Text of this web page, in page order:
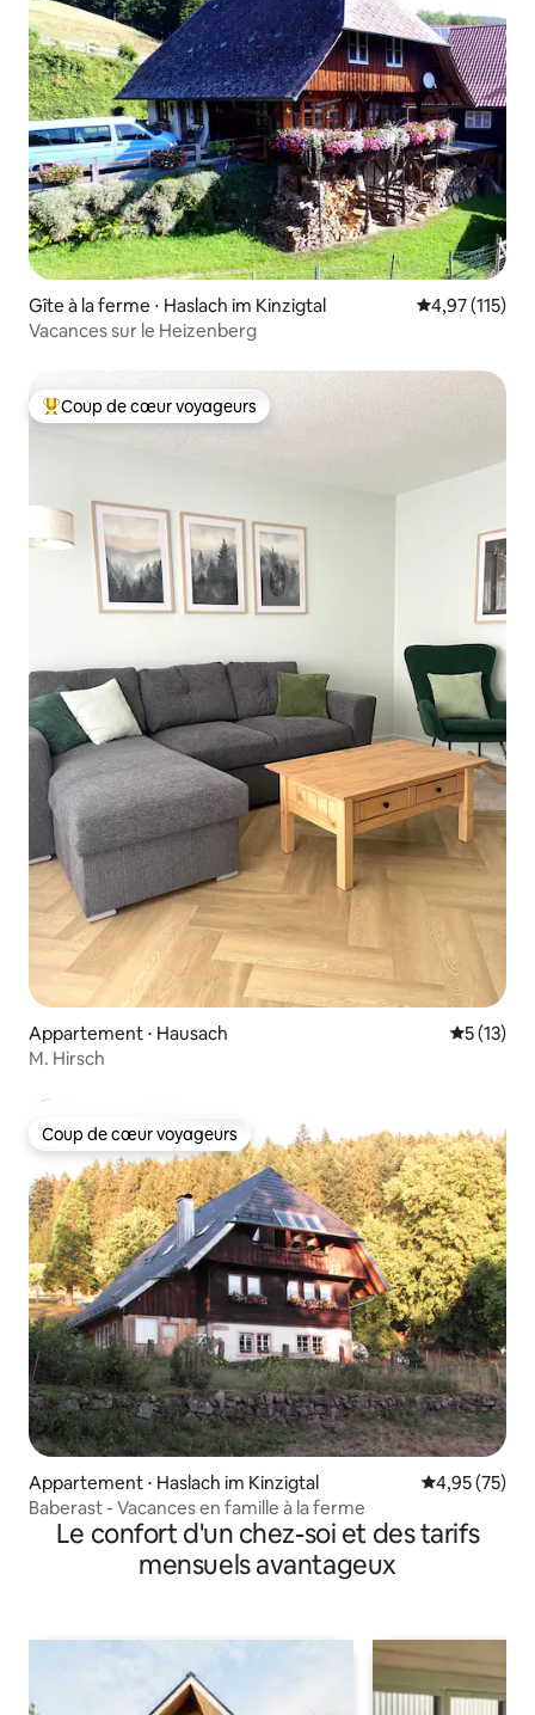
Gîte à la ferme ⋅ Haslach im Kinzigtal Évaluation
4,97 (115)
Vacances sur le Heizenberg
Coups de cœur voyageurs les plus appréciés
Coup de cœur voyageurs
Appartement ⋅ Hausach
5 (13)
M. Hirsch
Coup de cœur voyageurs
Coup de cœur voyageurs
Appartement ⋅ Haslach im Kinzigtal Évaluation
4,95 (75)
Baberast - Vacances en famille à la ferme
Le confort d'un chez-soi et des tarifs
mensuels avantageux